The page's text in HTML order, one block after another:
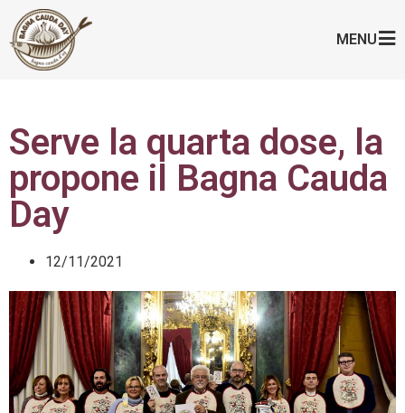
MENU
Serve la quarta dose, la
propone il Bagna Cauda
Day
12/11/2021